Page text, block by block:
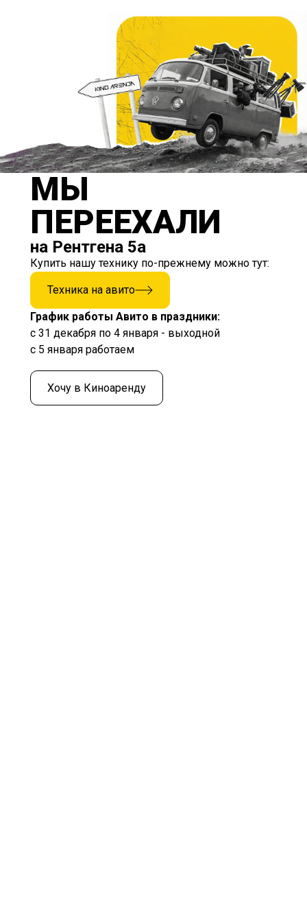
МЫ
ПЕРЕЕХАЛИ
на Рентгена 5а
Купить нашу технику по-прежнему можно тут:
Техника на авито
График работы Авито в праздники:
с 31 декабря по 4 января - выходной
с 5 января работаем
Хочу в Киноаренду